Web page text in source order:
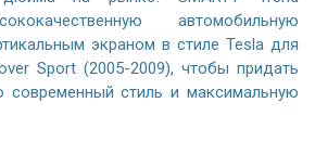
автомобильную
экраном в стиле Tesla для
Sport (2005-2009), чтобы придать
стиль и максимальную